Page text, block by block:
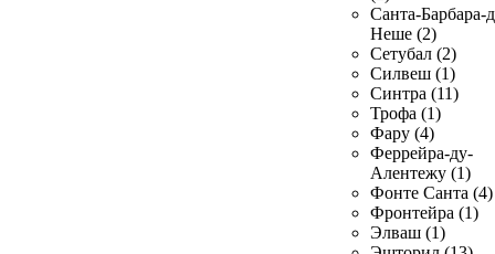
Санта-Барбара-
Неше (2)
Сетубал (2)
Силвеш (1)
Синтра (11)
Трофа (1)
Фару (4)
Феррейра-ду-
Алентежу (1)
Фонте Санта (4)
Фронтейра (1)
Элваш (1)